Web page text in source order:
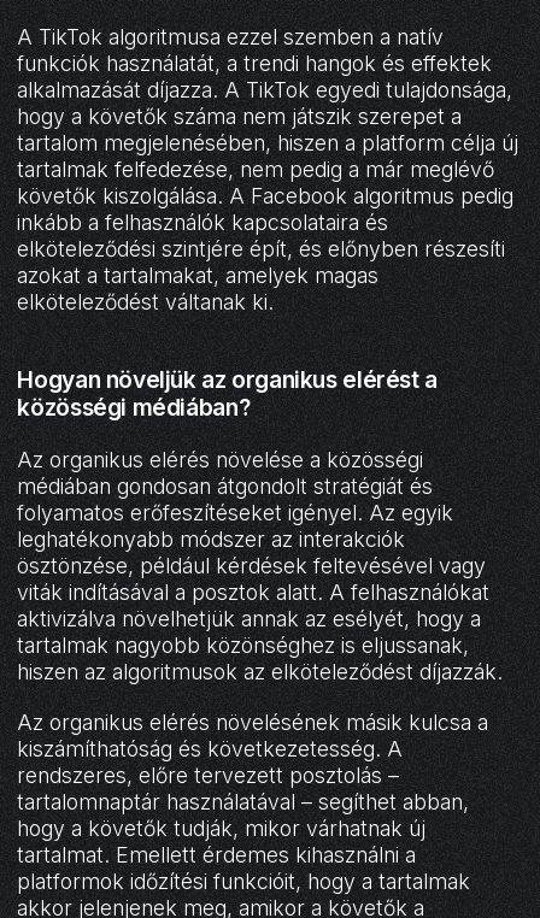
A TikTok algoritmusa ezzel szemben a natív
funkciók használatát, a trendi hangok és effektek
alkalmazását díjazza. A TikTok egyedi tulajdonsága,
hogy a követők száma nem játszik szerepet a
tartalom megjelenésében, hiszen a platform célja új
tartalmak felfedezése, nem pedig a már meglévő
követők kiszolgálása. A Facebook algoritmus pedig
inkább a felhasználók kapcsolataira és
elköteleződési szintjére épít, és előnyben részesíti
azokat a tartalmakat, amelyek magas
elköteleződést váltanak ki.
Hogyan növeljük az organikus elérést a
közösségi médiában?
Az organikus elérés növelése a közösségi
médiában gondosan átgondolt stratégiát és
folyamatos erőfeszítéseket igényel. Az egyik
leghatékonyabb módszer az interakciók
ösztönzése, például kérdések feltevésével vagy
viták indításával a posztok alatt. A felhasználókat
aktivizálva növelhetjük annak az esélyét, hogy a
tartalmak nagyobb közönséghez is eljussanak,
hiszen az algoritmusok az elköteleződést díjazzák.
Az organikus elérés növelésének másik kulcsa a
kiszámíthatóság és következetesség. A
rendszeres, előre tervezett posztolás –
tartalomnaptár használatával – segíthet abban,
hogy a követők tudják, mikor várhatnak új
tartalmat. Emellett érdemes kihasználni a
platformok időzítési funkcióit, hogy a tartalmak
akkor jelenjenek meg, amikor a követők a